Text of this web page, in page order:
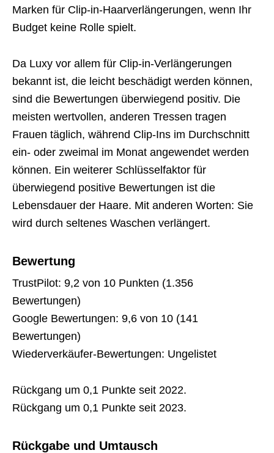
Marken für Clip-in-Haarverlängerungen, wenn Ihr
Budget keine Rolle spielt.
Da Luxy vor allem für Clip-in-Verlängerungen
bekannt ist, die leicht beschädigt werden können,
sind die Bewertungen überwiegend positiv. Die
meisten wertvollen, anderen Tressen tragen
Frauen täglich, während Clip-Ins im Durchschnitt
ein- oder zweimal im Monat angewendet werden
können. Ein weiterer Schlüsselfaktor für
überwiegend positive Bewertungen ist die
Lebensdauer der Haare. Mit anderen Worten: Sie
wird durch seltenes Waschen verlängert.
Bewertung
TrustPilot: 9,2 von 10 Punkten (1.356
Bewertungen)
Google Bewertungen: 9,6 von 10 (141
Bewertungen)
Wiederverkäufer-Bewertungen: Ungelistet
Rückgang um 0,1 Punkte seit 2022.
Rückgang um 0,1 Punkte seit 2023.
Rückgabe und Umtausch